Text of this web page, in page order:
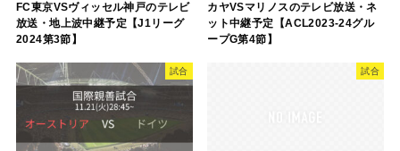
FC東京VSヴィッセル神戸のテレビ
放送・地上波中継予定【J1リーグ
2024第3節】
カヤVSマリノスのテレビ放送・ネ
ット中継予定【ACL2023-24グル
ープG第4節】
試合 試合